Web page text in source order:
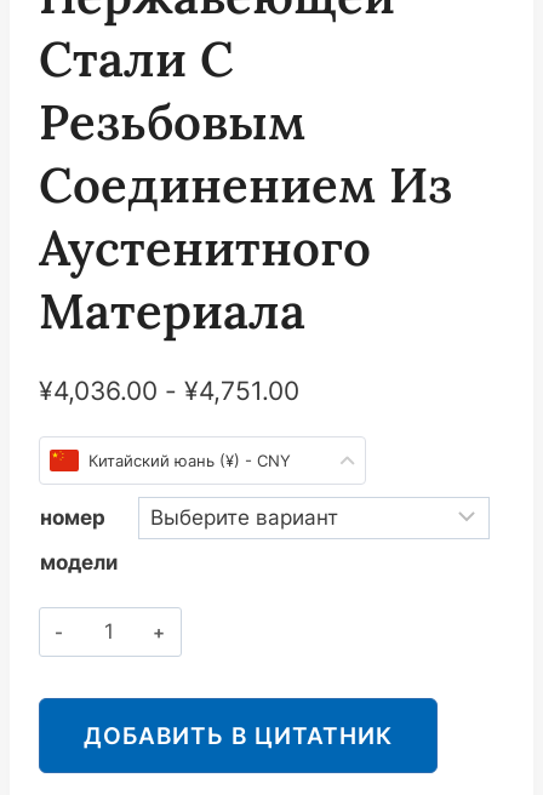
Стали С
Резьбовым
Соединением Из
Аустенитного
Материала
¥4,036.00 - ¥4,751.00
Китайский юань (¥) - CNY
номер
модели
派
Spirax
ДОБАВИТЬ В ЦИТАТНИК